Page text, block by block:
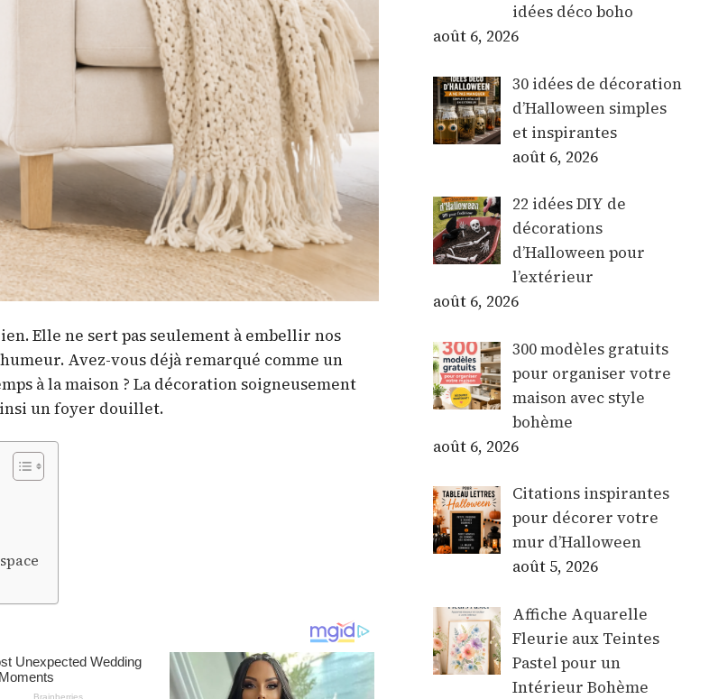
Elle ne sert pas seulement à embellir nos
Avez-vous déjà remarqué comme un
à la maison ? La décoration soigneusement
un foyer douillet.
idées déco boho
août 6, 2026
30 idées de décoration
d’Halloween simples
et inspirantes
août 6, 2026
22 idées DIY de
décorations
d’Halloween pour
l’extérieur
août 6, 2026
300 modèles gratuits
pour organiser votre
maison avec style
bohème
août 6, 2026
Citations inspirantes
pour décorer votre
mur d’Halloween
août 5, 2026
Affiche Aquarelle
Fleurie aux Teintes
Pastel pour un
Intérieur Bohème